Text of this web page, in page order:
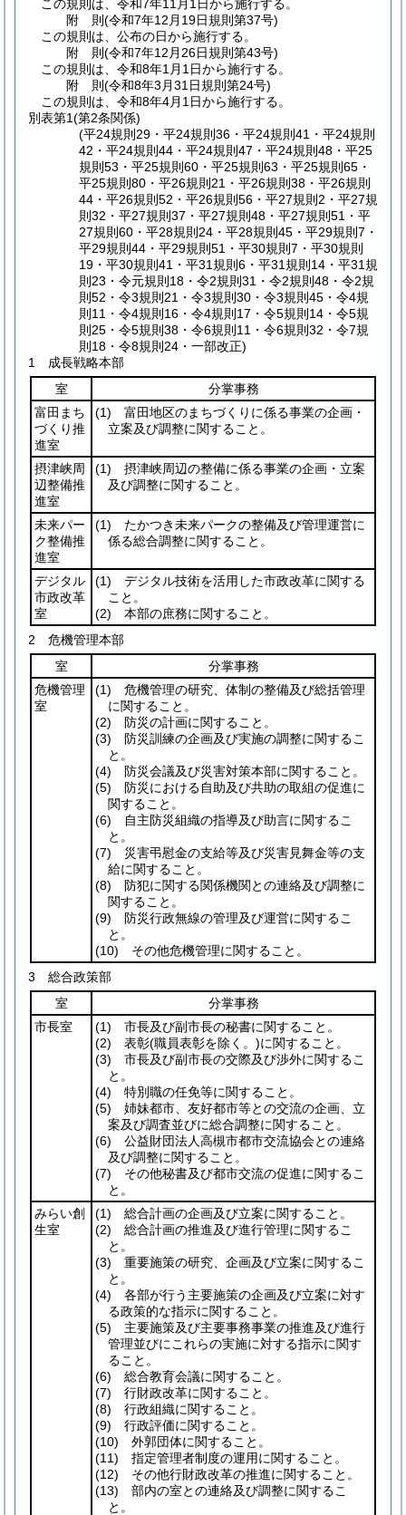
この規則は、令和7年11月1日から施行する。
附 則(令和7年12月19日規則第37号)
この規則は、公布の日から施行する。
附 則(令和7年12月26日規則第43号)
この規則は、令和8年1月1日から施行する。
附 則(令和8年3月31日規則第24号)
この規則は、令和8年4月1日から施行する。
別表第1(第2条関係)
(平24規則29・平24規則36・平24規則41・平24規則
42・平24規則44・平24規則47・平24規則48・平25
規則53・平25規則60・平25規則63・平25規則65・
平25規則80・平26規則21・平26規則38・平26規則
44・平26規則52・平26規則56・平27規則2・平27規
則32・平27規則37・平27規則48・平27規則51・平
27規則60・平28規則24・平28規則45・平29規則7・
平29規則44・平29規則51・平30規則7・平30規則
19・平30規則41・平31規則6・平31規則14・平31規
則23・令元規則18・令2規則31・令2規則48・令2規
則52・令3規則21・令3規則30・令3規則45・令4規
則11・令4規則16・令4規則17・令5規則14・令5規
則25・令5規則38・令6規則11・令6規則32・令7規
則18・令8規則24・一部改正)
1 成長戦略本部
室
分掌事務
富田まち
づくり推
進室
(1) 富田地区のまちづくりに係る事業の企画・
立案及び調整に関すること。
摂津峡周
辺整備推
進室
(1) 摂津峡周辺の整備に係る事業の企画・立案
及び調整に関すること。
未来パー
ク整備推
進室
(1) たかつき未来パークの整備及び管理運営に
係る総合調整に関すること。
デジタル
市政改革
室
(1) デジタル技術を活用した市政改革に関する
こと。
(2) 本部の庶務に関すること。
2 危機管理本部
室
分掌事務
危機管理
室
(1) 危機管理の研究、体制の整備及び総括管理
に関すること。
(2) 防災の計画に関すること。
(3) 防災訓練の企画及び実施の調整に関するこ
と。
(4) 防災会議及び災害対策本部に関すること。
(5) 防災における自助及び共助の取組の促進に
関すること。
(6) 自主防災組織の指導及び助言に関するこ
と。
(7) 災害弔慰金の支給等及び災害見舞金等の支
給に関すること。
(8) 防犯に関する関係機関との連絡及び調整に
関すること。
(9) 防災行政無線の管理及び運営に関するこ
と。
(10) その他危機管理に関すること。
3 総合政策部
室
分掌事務
市長室
(1) 市長及び副市長の秘書に関すること。
(2) 表彰(職員表彰を除く。)に関すること。
(3) 市長及び副市長の交際及び渉外に関するこ
と。
(4) 特別職の任免等に関すること。
(5) 姉妹都市、友好都市等との交流の企画、立
案及び調査並びに総合調整に関すること。
(6) 公益財団法人高槻市都市交流協会との連絡
及び調整に関すること。
(7) その他秘書及び都市交流の促進に関するこ
と。
みらい創
生室
(1) 総合計画の企画及び立案に関すること。
(2) 総合計画の推進及び進行管理に関するこ
と。
(3) 重要施策の研究、企画及び立案に関するこ
と。
(4) 各部が行う主要施策の企画及び立案に対す
る政策的な指示に関すること。
(5) 主要施策及び主要事務事業の推進及び進行
管理並びにこれらの実施に対する指示に関す
ること。
(6) 総合教育会議に関すること。
(7) 行財政改革に関すること。
(8) 行政組織に関すること。
(9) 行政評価に関すること。
(10) 外郭団体に関すること。
(11) 指定管理者制度の運用に関すること。
(12) その他行財政改革の推進に関すること。
(13) 部内の室との連絡及び調整に関するこ
と。